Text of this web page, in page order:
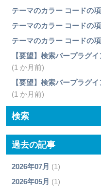
テーマのカラー コードの
テーマのカラー コードの
テーマのカラー コードの
【要望】検索バープラグ
(1 か月前)
【要望】検索バープラグ
(1 か月前)
検索
過去の記事
2026年07月 (1)
2026年05月 (1)